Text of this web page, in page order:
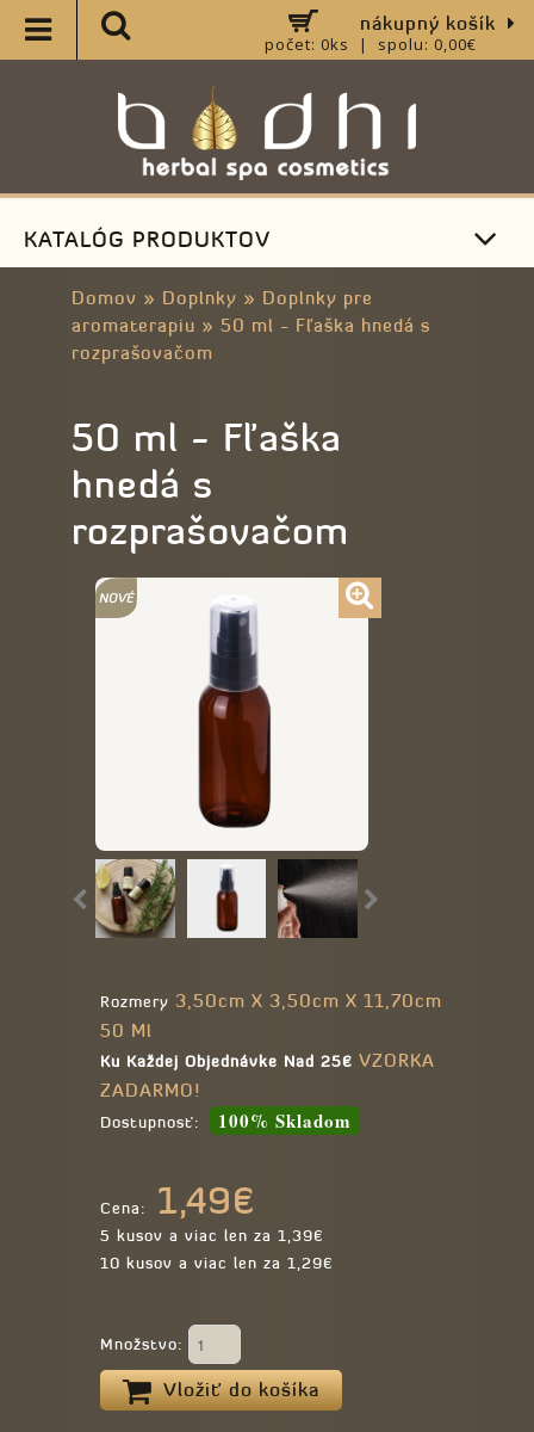
nákupný košík
počet: 0ks | spolu: 0,00€
KATALÓG PRODUKTOV
Domov » Doplnky » Doplnky pre
aromaterapiu » 50 ml - Fľaška hnedá s
rozprašovačom
50 ml - Fľaška
hnedá s
rozprašovačom
Rozmery 3,50cm X 3,50cm X 11,70cm
50 Ml
Ku Každej Objednávke Nad 25€ VZORKA
ZADARMO!
Dostupnosť: 100% Skladom
Cena: 1,49€
5 kusov a viac len za 1,39€
10 kusov a viac len za 1,29€
Množstvo:
Vložiť do košíka